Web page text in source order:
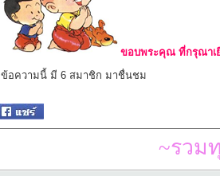
ขอบพระคุณ ที่กรุณาเ
ข้อความนี้ มี 6 สมาชิก มาชื่นชม
~รวม